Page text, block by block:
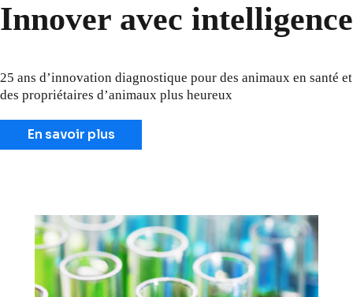
Innover avec intelligence
25 ans d’innovation diagnostique pour des animaux en santé et
des propriétaires d’animaux plus heureux
En savoir plus